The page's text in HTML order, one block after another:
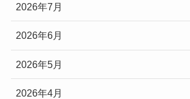
2026年7月
2026年6月
2026年5月
2026年4月